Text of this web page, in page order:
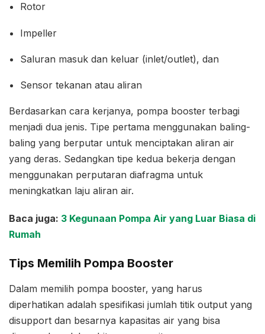
Rotor
Impeller
Saluran masuk dan keluar (inlet/outlet), dan
Sensor tekanan atau aliran
Berdasarkan cara kerjanya, pompa booster terbagi
menjadi dua jenis. Tipe pertama menggunakan baling-
baling yang berputar untuk menciptakan aliran air
yang deras. Sedangkan tipe kedua bekerja dengan
menggunakan perputaran diafragma untuk
meningkatkan laju aliran air.
Baca juga: 3 Kegunaan Pompa Air yang Luar Biasa di
Rumah
Tips Memilih Pompa Booster
Dalam memilih pompa booster, yang harus
diperhatikan adalah spesifikasi jumlah titik output yang
disupport dan besarnya kapasitas air yang bisa